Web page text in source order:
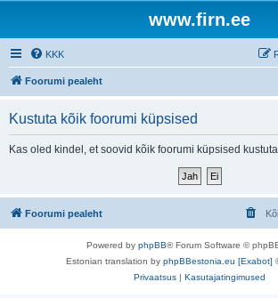
www.firn.ee
KKK
Foorumi pealeht
Kustuta kõik foorumi küpsised
Kas oled kindel, et soovid kõik foorumi küpsised
Foorumi pealeht
Powered by phpBB® Forum Software ©
Estonian translation by phpBBestonia.eu [Exabot]
Privaatsus | Kasutajatingimused